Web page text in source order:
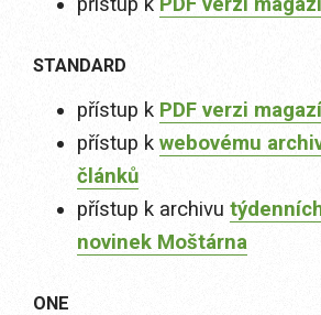
STANDARD
přístup k PDF verzi
přístup k webovému
článků
přístup k archivu
novinek Moštárna
ONE